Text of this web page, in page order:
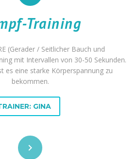
Training
(Gerader / Seitlicher Bauch und
mit Intervallen von 30-50 Sekunden.
es eine starke Körperspannung zu
bekommen.
GINA

